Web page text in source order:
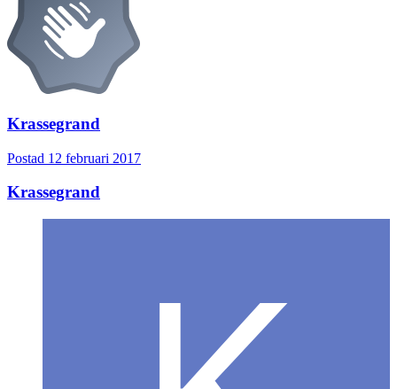
Krassegrand
Postad 12 februari 2017
Krassegrand